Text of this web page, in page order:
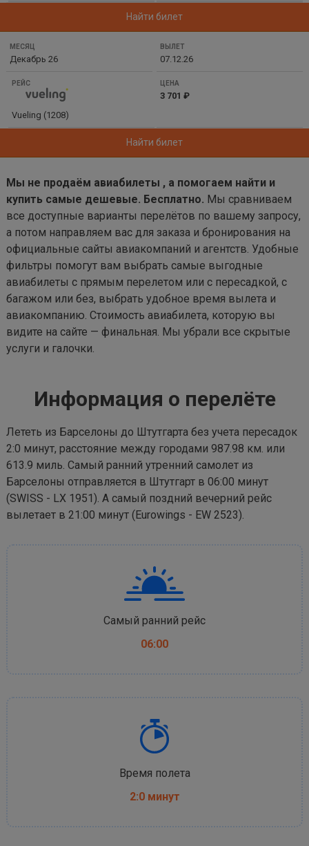
Найти билет
Декабрь 26 07.12.26
Vueling (1208)
3 701 ₽
Найти билет
Мы не продаём авиабилеты , а помогаем найти и
купить самые дешевые. Бесплатно. Мы сравниваем
все доступные варианты перелётов по вашему запросу,
а потом направляем вас для заказа и бронирования на
официальные сайты авиакомпаний и агентств. Удобные
фильтры помогут вам выбрать самые выгодные
авиабилеты с прямым перелетом или с пересадкой, с
багажом или без, выбрать удобное время вылета и
авиакомпанию. Стоимость авиабилета, которую вы
видите на сайте — финальная. Мы убрали все скрытые
услуги и галочки.
Информация о перелёте
Лететь из Барселоны до Штутгарта без учета пересадок
2:0 минут, расстояние между городами 987.98 км. или
613.9 миль. Самый ранний утренний самолет из
Барселоны отправляется в Штутгарт в 06:00 минут
(SWISS - LX 1951). А самый поздний вечерний рейс
вылетает в 21:00 минут (Eurowings - EW 2523).
Самый ранний рейс
06:00
Время полета
2:0 минут